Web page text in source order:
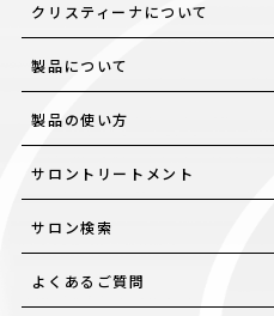
クリスティーナについて
製品について
製品の使い方
サロントリートメント
サロン検索
よくあるご質問